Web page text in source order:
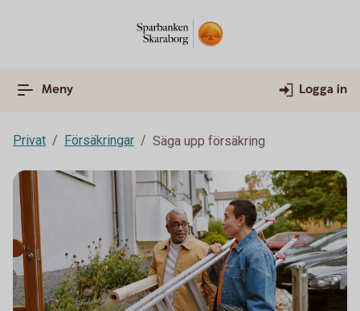
Meny Logga in
Privat Försäkringar Säga upp försäkring